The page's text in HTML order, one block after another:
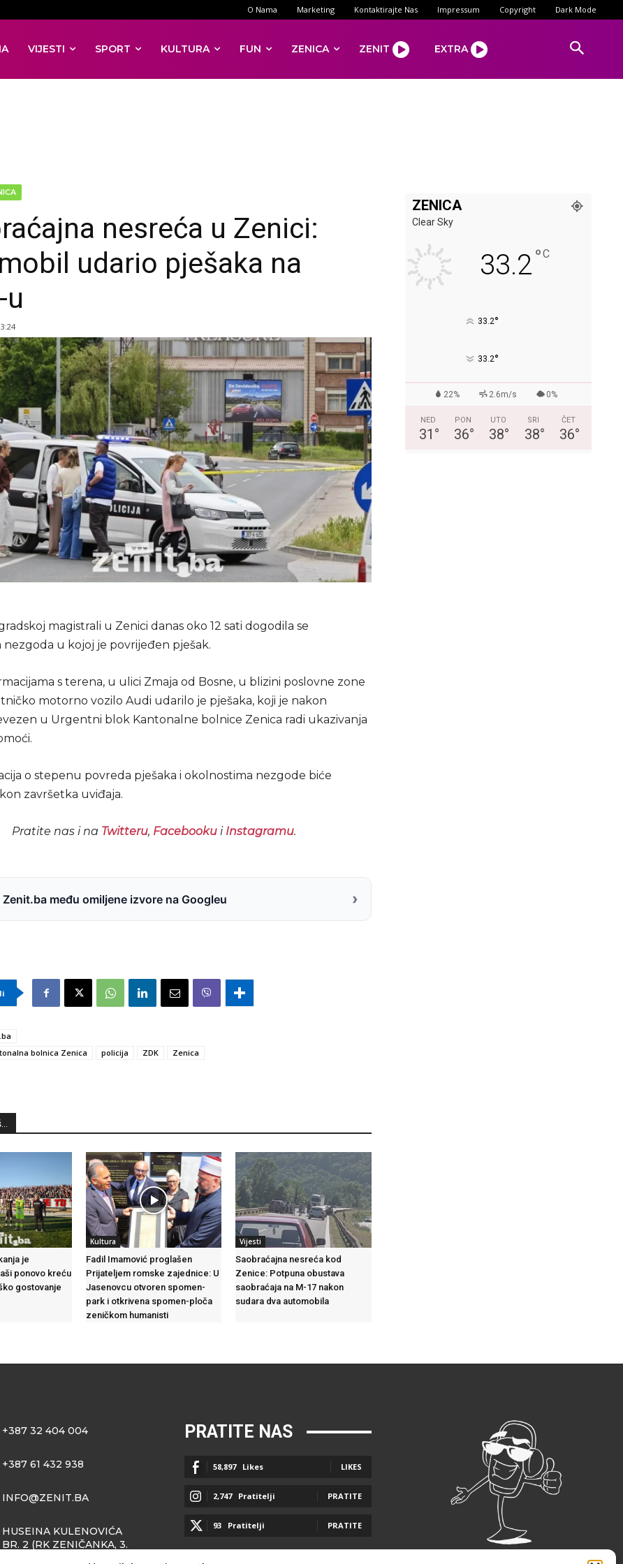
O Nama Marketing Kontaktirajte Nas Impressum Copyright Dark Mode
VIJESTI SPORT KULTURA FUN ZENICA ZENIT EXTRA
nesreća u Zenici:
udario pješaka na
u
magistrali u Zenici danas oko 12 sati dogodila se
nezgoda u kojoj je povrijeđen pješak.
s terena, u ulici Zmaja od Bosne, u blizini poslovne zone
motorno vozilo Audi udarilo je pješaka, koji je nakon
u Urgentni blok Kantonalne bolnice Zenica radi ukazivanja
o stepenu povreda pješaka i okolnostima nezgode biće
završetka uviđaja.
Pratite nas i na Twitteru, Facebookui Instagramu.
Zenit.ba među omiljene izvore na Googleu ›
bolnica Zenica policija ZDK Zenica
je
ponovo kreću
gostovanje
Kultura
Fadil Imamović proglašen
Prijateljem romske zajednice: U
Jasenovcu otvoren spomen-
park i otkrivena spomen-ploča
zeničkom humanisti
Vijesti
Saobraćajna nesreća kod
Zenice: Potpuna obustava
saobraćaja na M-17 nakon
sudara dva automobila
ZENICA
Clear Sky
33.2°C
33.2°
33.2°
22% 2.6m/s 0%
NED
31 °
PON
36°
UTO
38°
SRI
38°
ČET
36°
+387 32 404 004
+387 61 432 938
INFO@ZENIT.BA
HUSEINA KULENOVIĆA
BR. 2 (RK ZENIČANKA, 3.
PRATITE NAS
58,897 Likes LIKES
2,747 Pratitelji PRATITE
93 Pratitelji PRATITE